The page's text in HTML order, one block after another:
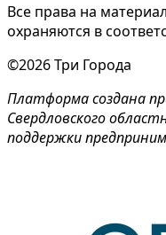
Все права на
охраняются в
©2026 Три Города
Платформа создана
Свердловского
поддержки